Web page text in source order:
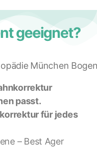
geeignet?
passt.
für jedes
– Best Ager